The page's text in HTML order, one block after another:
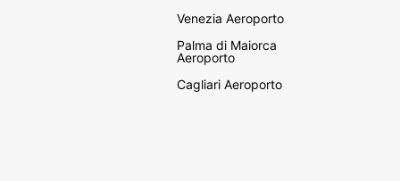
Venezia Aeroporto
Palma di Maiorca
Aeroporto
Cagliari Aeroporto